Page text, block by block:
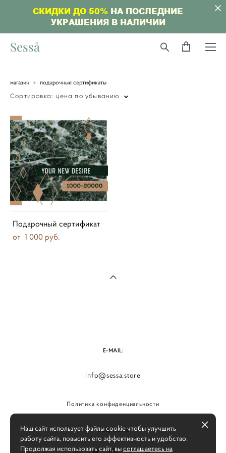
СКИДКИ ДО 50% НА ПОСЛЕДНИЕ
УКРАШЕНИЯ В НАЛИЧИИ
Sesså
магазин > подарочные сертификаты
Сортировка: цена по убыванию
Подарочный сертификат
от 1 000 pуб.
E-MAIL:
info@sessa.store
Политика конфиденциальности
СОЦ. СЕТИ:
Наш сайт использует файлы cookie чтобы улучшить
работу сайта, повысить его эффективность и удобство.
Продолжая использовать сайт, высоглашаетесь на